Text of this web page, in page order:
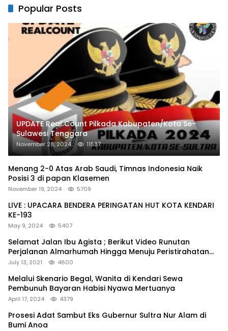
Popular Posts
UPDATE Real Count Pilkada Kabupaten/Kota Se-
Sulawesi Tenggara
November 28, 2024 11537
Menang 2-0 Atas Arab Saudi, Timnas Indonesia Naik
Posisi 3 di papan Klasemen
November 19, 2024 5709
LIVE : UPACARA BENDERA PERINGATAN HUT KOTA KENDARI
KE-193
May 9, 2024 5407
Selamat Jalan Ibu Agista ; Berikut Video Runutan
Perjalanan Almarhumah Hingga Menuju Peristirahatan
Terakhir
July 13, 2021 4600
Melalui Skenario Begal, Wanita di Kendari Sewa
Pembunuh Bayaran Habisi Nyawa Mertuanya
April 17, 2024 4379
Prosesi Adat Sambut Eks Gubernur Sultra Nur Alam di
Bumi Anoa